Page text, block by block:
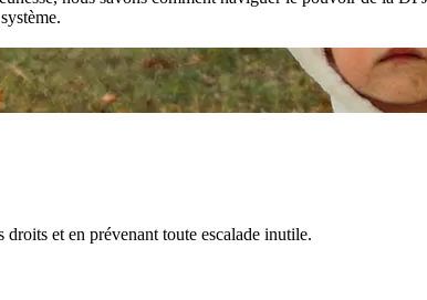
et en prévenant toute escalade inutile.